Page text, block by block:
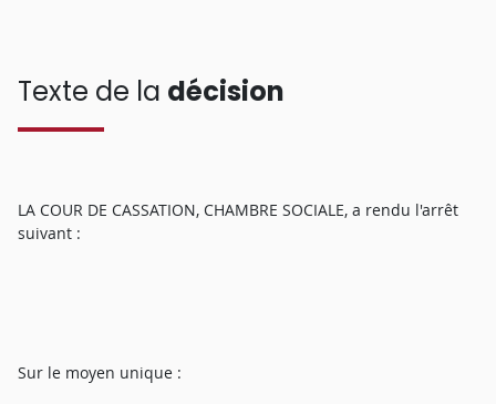
Texte de la décision
LA COUR DE CASSATION, CHAMBRE SOCIALE, a rendu l'arrêt
suivant :
Sur le moyen unique :